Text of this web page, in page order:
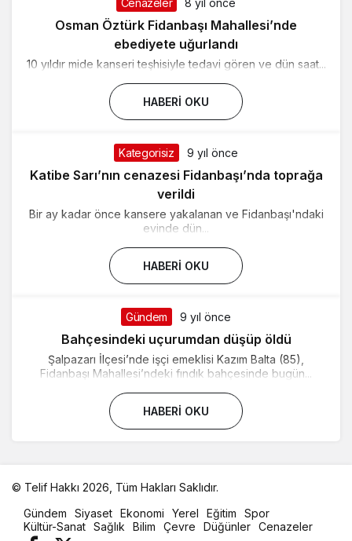
Osman Öztürk Fidanbaşı Mahallesi’nde
ebediyete uğurlandı
10 yıldır mide kanseri teşhisiyle tedavi gören ve dün saat...
HABERI OKU
Kategorisiz 9 yıl önce
Katibe Sarı’nın cenazesi Fidanbaşı’nda toprağa
verildi
Bir ay kadar önce kansere yakalanan ve Fidanbaşı'ndaki
evinde dün...
HABERI OKU
Gündem 9 yıl önce
Bahçesindeki uçurumdan düşüp öldü
Şalpazarı İlçesi’nde işçi emeklisi Kazım Balta (85),
Fidanbaşı Mahallesi’ndeki fındık bahçesinde bugün...
HABERI OKU
© Telif Hakkı 2026, Tüm Hakları Saklıdır.
oto
kiralama
Gündem Siyaset Ekonomi Yerel Eğitim
Spor
Kültür-Sanat Sağlık Bilim Çevre Düğünler Cenazeler